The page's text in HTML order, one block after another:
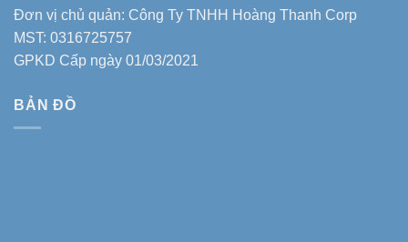
Đơn vị chủ quản: Công Ty TNHH Hoàng Thanh Corp
MST: 0316725757
GPKD Cấp ngày 01/03/2021
BẢN ĐỒ